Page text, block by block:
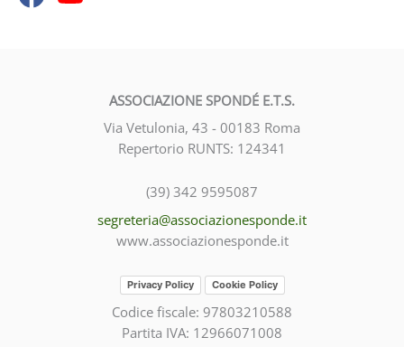
ASSOCIAZIONE SPONDÉ E.T.S.
Via Vetulonia, 43 - 00183 Roma
Repertorio RUNTS: 124341
(39) 342 9595087
segreteria@associazionesponde.it
www.associazionesponde.it
Privacy Policy Cookie Policy
Codice fiscale: 97803210588
Partita IVA: 12966071008